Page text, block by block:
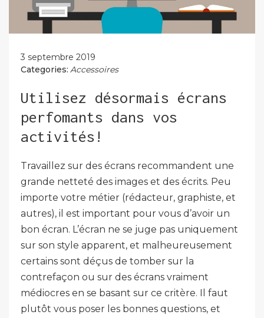
3 septembre 2019
Categories: Accessoires
Utilisez désormais écrans
perfomants dans vos
activités!
Travaillez sur des écrans recommandent une
grande netteté des images et des écrits. Peu
importe votre métier (rédacteur, graphiste, et
autres), il est important pour vous d’avoir un
bon écran. L’écran ne se juge pas uniquement
sur son style apparent, et malheureusement
certains sont déçus de tomber sur la
contrefaçon ou sur des écrans vraiment
médiocres en se basant sur ce critère. Il faut
plutôt vous poser les bonnes questions, et